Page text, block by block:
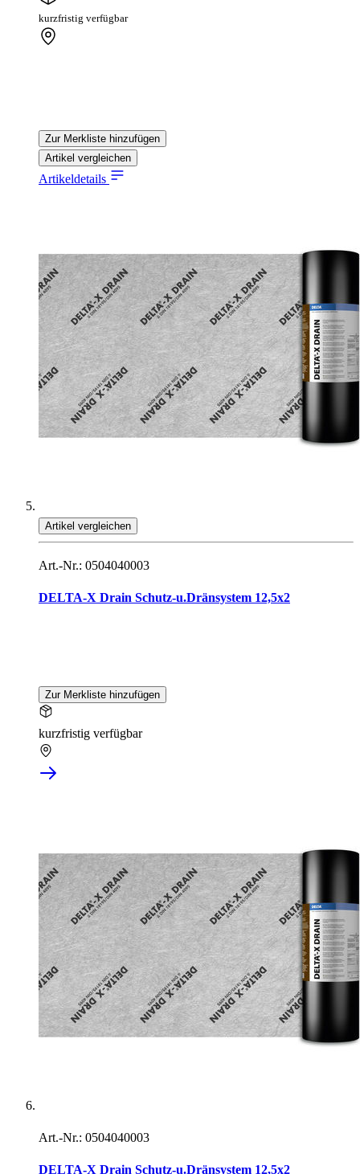
kurzfristig verfügbar
Zur Merkliste hinzufügen
Artikel vergleichen
Artikeldetails
Artikel vergleichen
Art.-Nr.: 0504040003
DELTA-X Drain Schutz-u.Dränsystem 12,5x2
Zur Merkliste hinzufügen
kurzfristig verfügbar
Art.-Nr.: 0504040003
DELTA-X Drain Schutz-u.Dränsystem 12,5x2